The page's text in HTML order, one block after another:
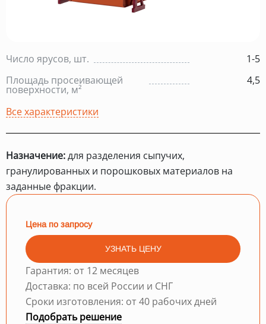
Число ярусов, шт.
1-5
Площадь просеивающей
поверхности, м²
4,5
Все характеристики
Назначение:для разделения сыпучих,
гранулированных и порошковых материалов на
заданные фракции.
Цена по запросу
УЗНАТЬ ЦЕНУ
Гарантия: от 12 месяцев
Доставка: по всей России и СНГ
Сроки изготовления: от 40 рабочих дней
Подобрать решение